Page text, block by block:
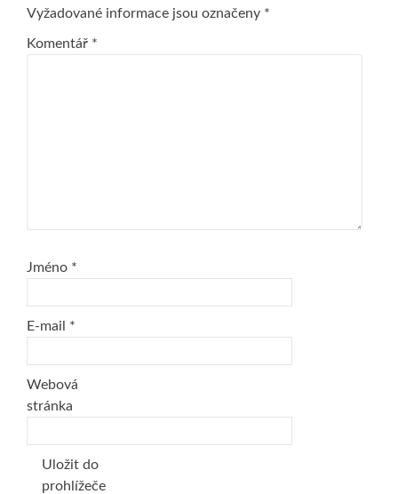
Vyžadované informace jsou označeny *
Komentář *
Jméno *
E-mail *
Webová
stránka
Uložit do
prohlížeče